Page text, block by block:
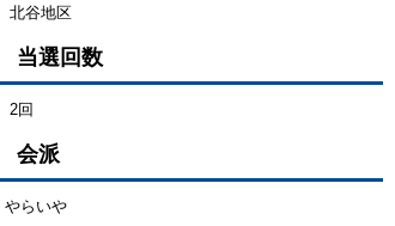
北谷地区
当選回数
2回
会派
やらいや